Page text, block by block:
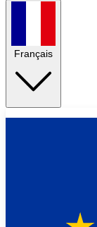
Français